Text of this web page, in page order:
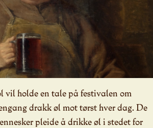
vil holde en tale på festivalen om
drakk øl mot tørst hver dag. De
pleide å drikke øl i stedet for